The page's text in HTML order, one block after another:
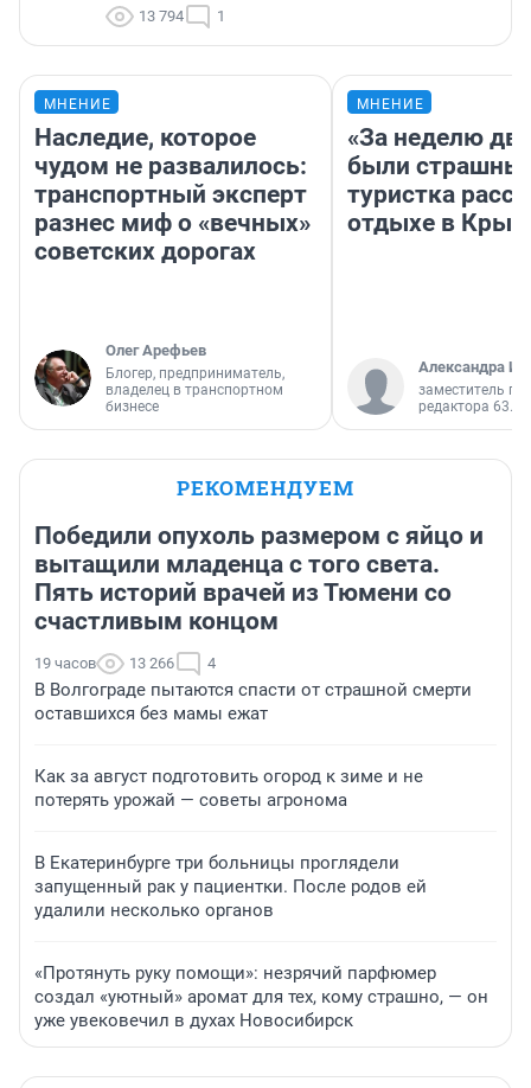
13 794 1
МНЕНИЕ
Наследие, которое
чудом не развалилось:
транспортный эксперт
разнес миф о «вечных»
советских дорогах
Олег Арефьев
Блогер, предприниматель,
владелец в транспортном
бизнесе
МНЕНИЕ
«За неделю
были
туристка
отдыхе в
Александра
заместитель
редактора 63.RU
РЕКОМЕНДУЕМ
Победили опухоль размером с яйцо и
вытащили младенца с того света.
Пять историй врачей из Тюмени со
счастливым концом
19 часов 13 266 4
В Волгограде пытаются спасти от страшной смерти
оставшихся без мамы ежат
Как за август подготовить огород к зиме и не
потерять урожай — советы агронома
В Екатеринбурге три больницы проглядели
запущенный рак у пациентки. После родов ей
удалили несколько органов
«Протянуть руку помощи»: незрячий парфюмер
создал «уютный» аромат для тех, кому страшно, — он
уже увековечил в духах Новосибирск